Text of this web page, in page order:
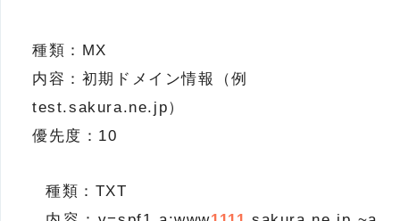
種類：MX
内容：初期ドメイン情報（例
test.sakura.ne.jp）
優先度：10
種類：TXT